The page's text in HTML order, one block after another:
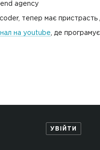
agency
тепер має пристрасть
на youtube , де
УВІЙТИ